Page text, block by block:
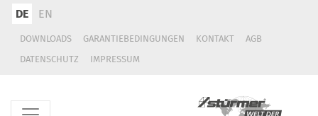
DE EN
DOWNLOADS GARANTIEBEDINGUNGEN KONTAKT
AGB
DATENSCHUTZ
IMPRESSUM